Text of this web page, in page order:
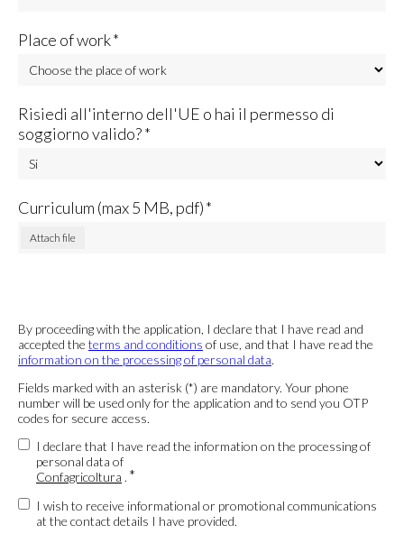
Place of work*
Risiedi all'interno dell'UE o hai il permesso di
soggiorno valido? *
Curriculum (max 5 MB, pdf)*
Attach file
By proceeding with the application, I declare that I have read and
accepted the terms and conditions of use, and that I have read the
information on the processing of personal data.
Fields marked with an asterisk (*) are mandatory. Your phone
number will be used only for the application and to send you OTP
codes for secure access.
I declare that I have read the information on the processing of
personal data of
Confagricoltura . *
I wish to receive informational or promotional communications
at the contact details I have provided.